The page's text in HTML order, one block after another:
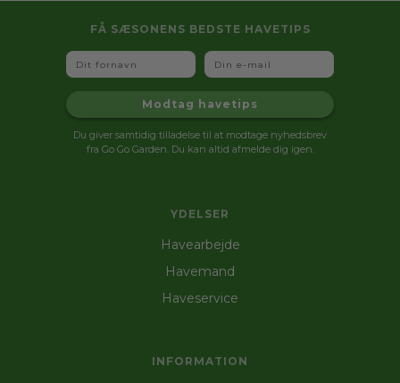
YDELSER
Havearbejde
Havemand
Haveservice
INFORMATION
FÅ SÆSONENS BEDSTE HAVETIPS
Fornavn Email
Modtag havetips
Du giver samtidig tilladelse til at modtage nyhedsbrev
fra Go Go Garden. Du kan altid afmelde dig igen.